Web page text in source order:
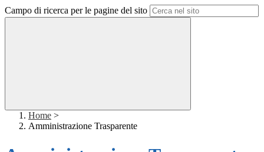
Campo di ricerca per le pagine del sito
Home >
Amministrazione Trasparente